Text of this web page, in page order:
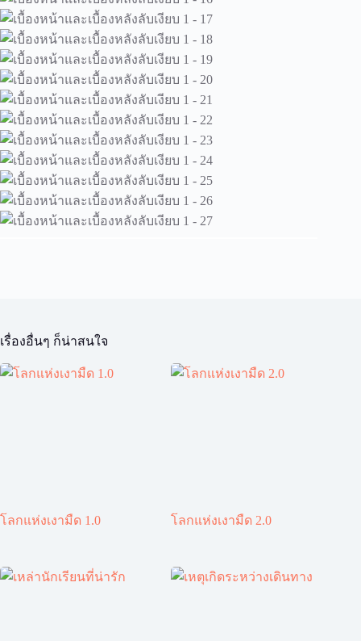
เรื่องอื่นๆ ก็น่าสนใจ
โลกแห่งเงามืด 1.0 โลกแห่งเงามืด 2.0